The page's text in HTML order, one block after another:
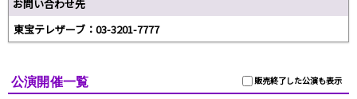
お問い合わせ先
東宝テレザーブ：03-3201-7777
販売終了した公演も表示
公演開催一覧